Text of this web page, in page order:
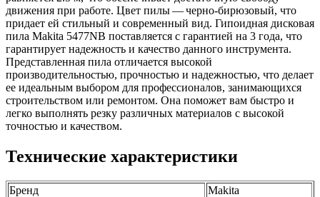
движения при работе. Цвет пилы — черно-бирюзовый, что
придает ей стильный и современный вид. Гипоидная дисковая
пила Makita 5477NB поставляется с гарантией на 3 года, что
гарантирует надежность и качество данного инструмента.
Представленная пила отличается высокой
производительностью, прочностью и надежностью, что делает
ее идеальным выбором для профессионалов, занимающихся
строительством или ремонтом. Она поможет вам быстро и
легко выполнять резку различных материалов с высокой
точностью и качеством.
Технические характеристики
Бренд
Makita